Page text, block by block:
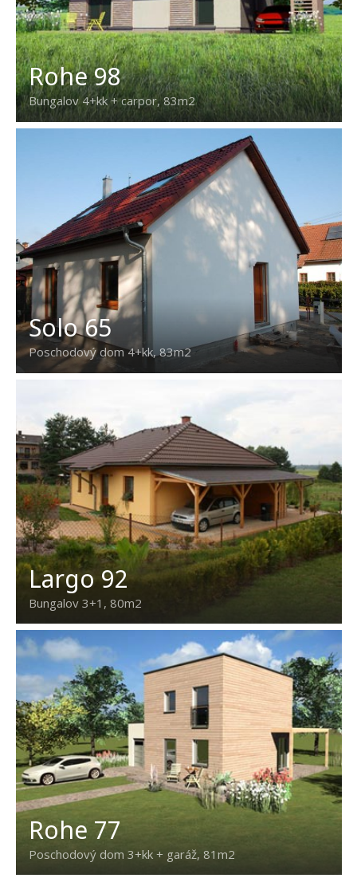
Rohe 98
Bungalov 4+kk + carpor, 83m2
Solo 65
Poschodový dom 4+kk, 83m2
Largo 92
Bungalov 3+1, 80m2
Rohe 77
Poschodový dom 3+kk + garáž, 81m2